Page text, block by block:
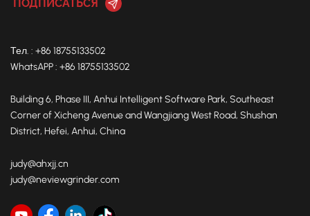
семизвенная технология является не только
«модернизацией оборудования», но и «инновацией в
многократный ручной труд, сократить количество
процессов и превратить полировку из «узкого места» в
«яркий пример повышения эффективности».
Тел. : +86 18755133502
WhatsAPP : +86 18755133502
Building 6, Phase III, Anhui Intelligent Software Park, Southeast
Corner of Xicheng Avenue and Wangjiang West Road, Shushan
District, Hefei, Anhui, China
judy@ahxjj.cn
judy@neviewgrinder.com